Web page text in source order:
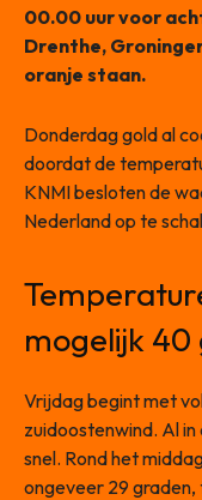
00.00 uur voor
Drenthe,
oranje staan.
Donderdag gold al
doordat de
KNMI besloten de
Nederland op te
mogelijk
Vrijdag begint met
zuidoostenwind. Al
snel. Rond het
ongeveer 29